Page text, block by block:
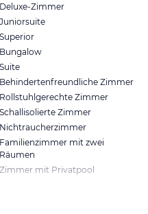
Deluxe-Zimmer
Juniorsuite
Superior
Bungalow
Suite
Behindertenfreundliche Zimmer
Rollstuhlgerechte Zimmer
Schallisolierte Zimmer
Nichtraucherzimmer
Familienzimmer mit zwei
Räumen
Zimmer mit Privatpool